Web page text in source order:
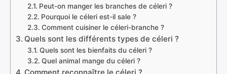
Peut-on manger les branches de céleri ?
Pourquoi le céleri est-il sale ?
Comment cuisiner le céleri-branche ?
Quels sont les différents types de céleri ?
Quels sont les bienfaits du céleri ?
Quel animal mange du céleri ?